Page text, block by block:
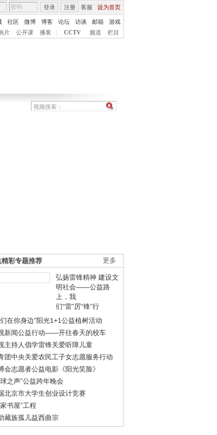
客服 设为首页
登录 注册
社区 微博 博客 论坛 访谈 邮箱
游戏
片 公开课 播客 CCTV 频道 栏目
更多
精彩专题推荐
弘扬雷锋精神 建设文
明社会——公益路
上，我
们“雷”厉“锋”行
在你身边”阳光1+1公益植树活动
新闻公益行动——开往春天的校车
主持人倡学雷锋关爱听障儿童
团中央关爱农民工子女志愿服务行动
会志愿者公益电影《阳光笑脸》
之声”公益跨年晚会
北京市大学生创业设计竞赛
书屋”工程
藏族孤儿益西曲宗